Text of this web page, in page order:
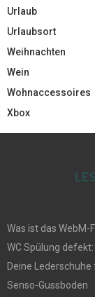
Urlaub
Urlaubsort
Weihnachten
Wein
Wohnaccessoires
Xbox
Was ist das WebM-
WC Spülung
Deine Lederschuhe
Senso-Gussboden